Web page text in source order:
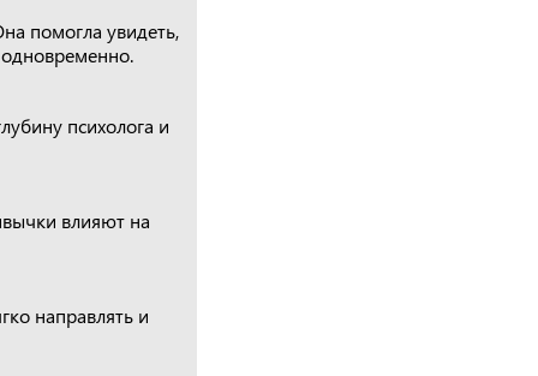
помогла увидеть,
психолога и
влияют на
направлять и